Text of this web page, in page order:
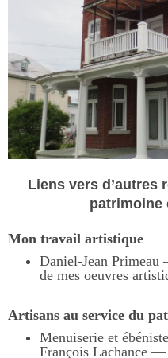
Liens vers d’autres
patrimoine
Mon travail artistique
Daniel-Jean
de mes oeuvres
Artisans au service du
Menuiserie et
François Lachance —